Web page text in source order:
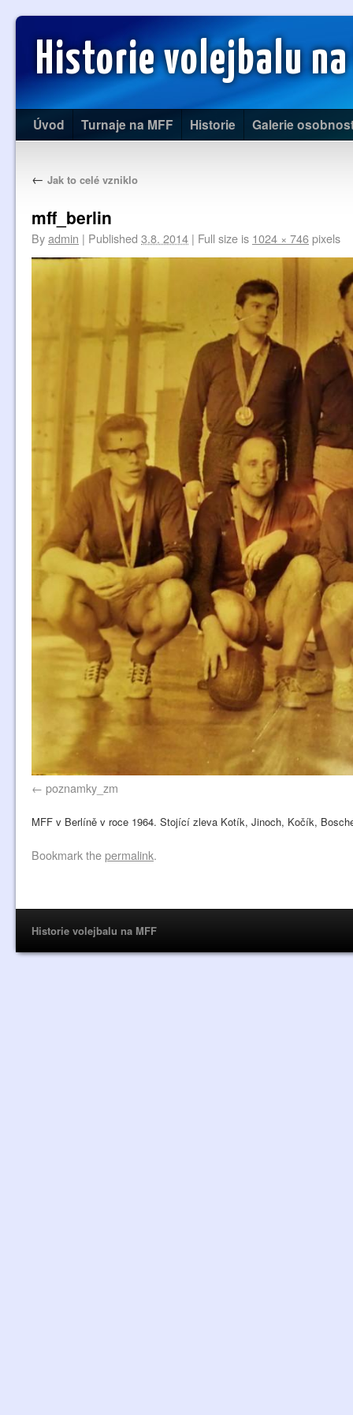
Historie volejbalu na
Úvod Turnaje na MFF Historie Galerie
← Jak to celé vzniklo
mff_berlin
Byadmin | Published 3.8. 2014 | Full size is 1024 × 746pixels
poznamky_zm
MFF v Berlíně v roce 1964. Stojící zleva Kotík, Jinoch, Kočík,
Bookmark thepermalink.
Historie volejbalu na MFF